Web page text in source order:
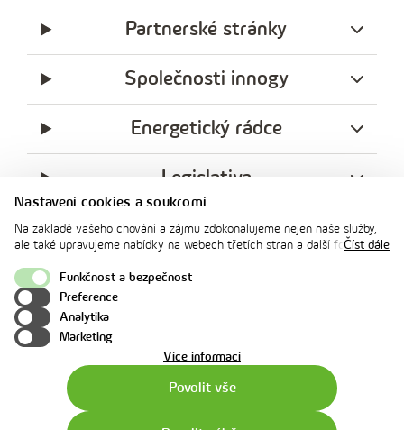
Nastavení cookies a soukromí
Na základě vašeho chování a zájmu zdokonalujeme nejen naše služby,
ale také upravujeme nabídky na webech třetích stran a další formy
souhlasu. Svoje nastavení můžete kdykoliv změnit v zápatí stránky v
„Nastavení soukromí". Více informací o tom, jak se soubory cookies a
osobními údaji pracujeme, včetně možností uplatnění vašich práv,
naleznete na webové stránce v sekci
Číst dále
Funkčnost a bezpečnost
Preference
Analytika
Marketing
Více informacío
Povolit vše
Partnerské stránky
Společnosti innogy
Energetický rádce
Legislativa
Ochrana soukromí
innogy